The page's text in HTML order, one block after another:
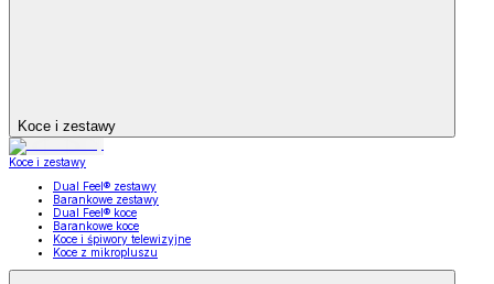
Koce i zestawy
Koce i zestawy
Dual Feel® zestawy
Barankowe zestawy
Dual Feel® koce
Barankowe koce
Koce i śpiwory telewizyjne
Koce z mikropluszu